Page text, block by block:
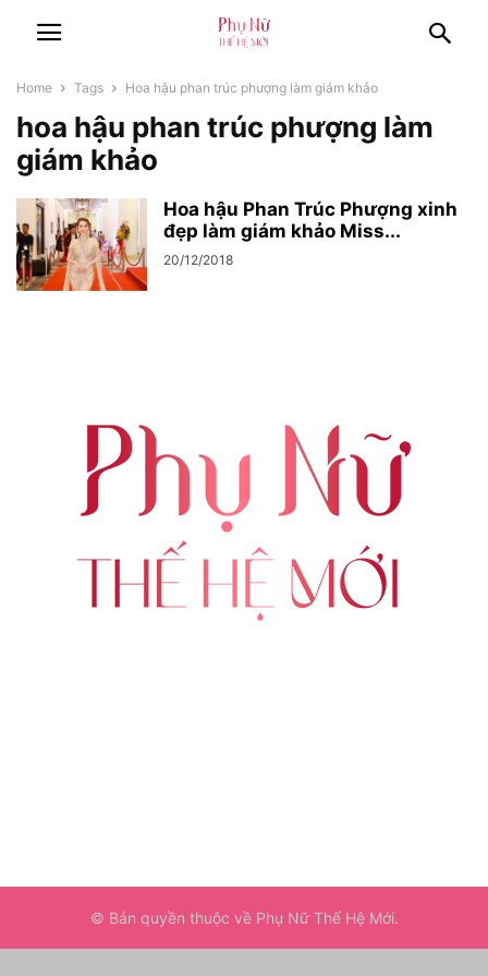
Home Tags Hoa hậu phan trúc phượng làm giám khảo
hoa hậu phan trúc phượng làm
giám khảo
Hoa hậu Phan Trúc Phượng xinh
đẹp làm giám khảo Miss...
20/12/2018
© Bản quyền thuộc về Phụ Nữ Thế Hệ Mới.